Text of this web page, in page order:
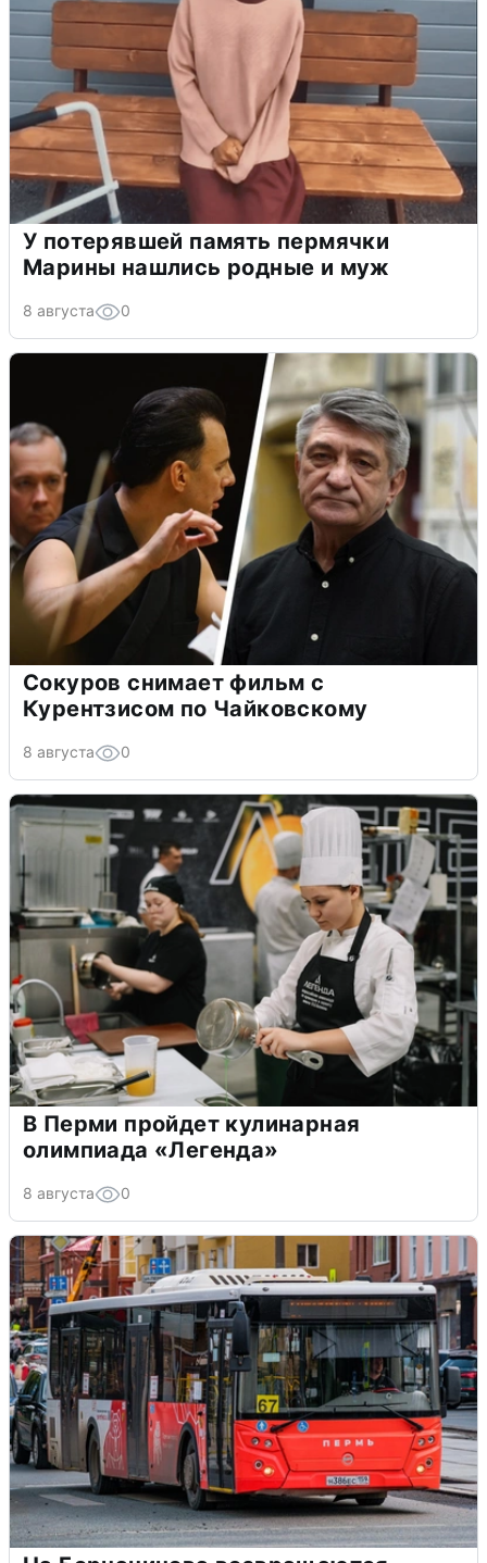
У потерявшей память пермячки
Марины нашлись родные и муж
8 августа 0
Сокуров снимает фильм с
Курентзисом по Чайковскому
8 августа 0
В Перми пройдет кулинарная
олимпиада «Легенда»
8 августа 0